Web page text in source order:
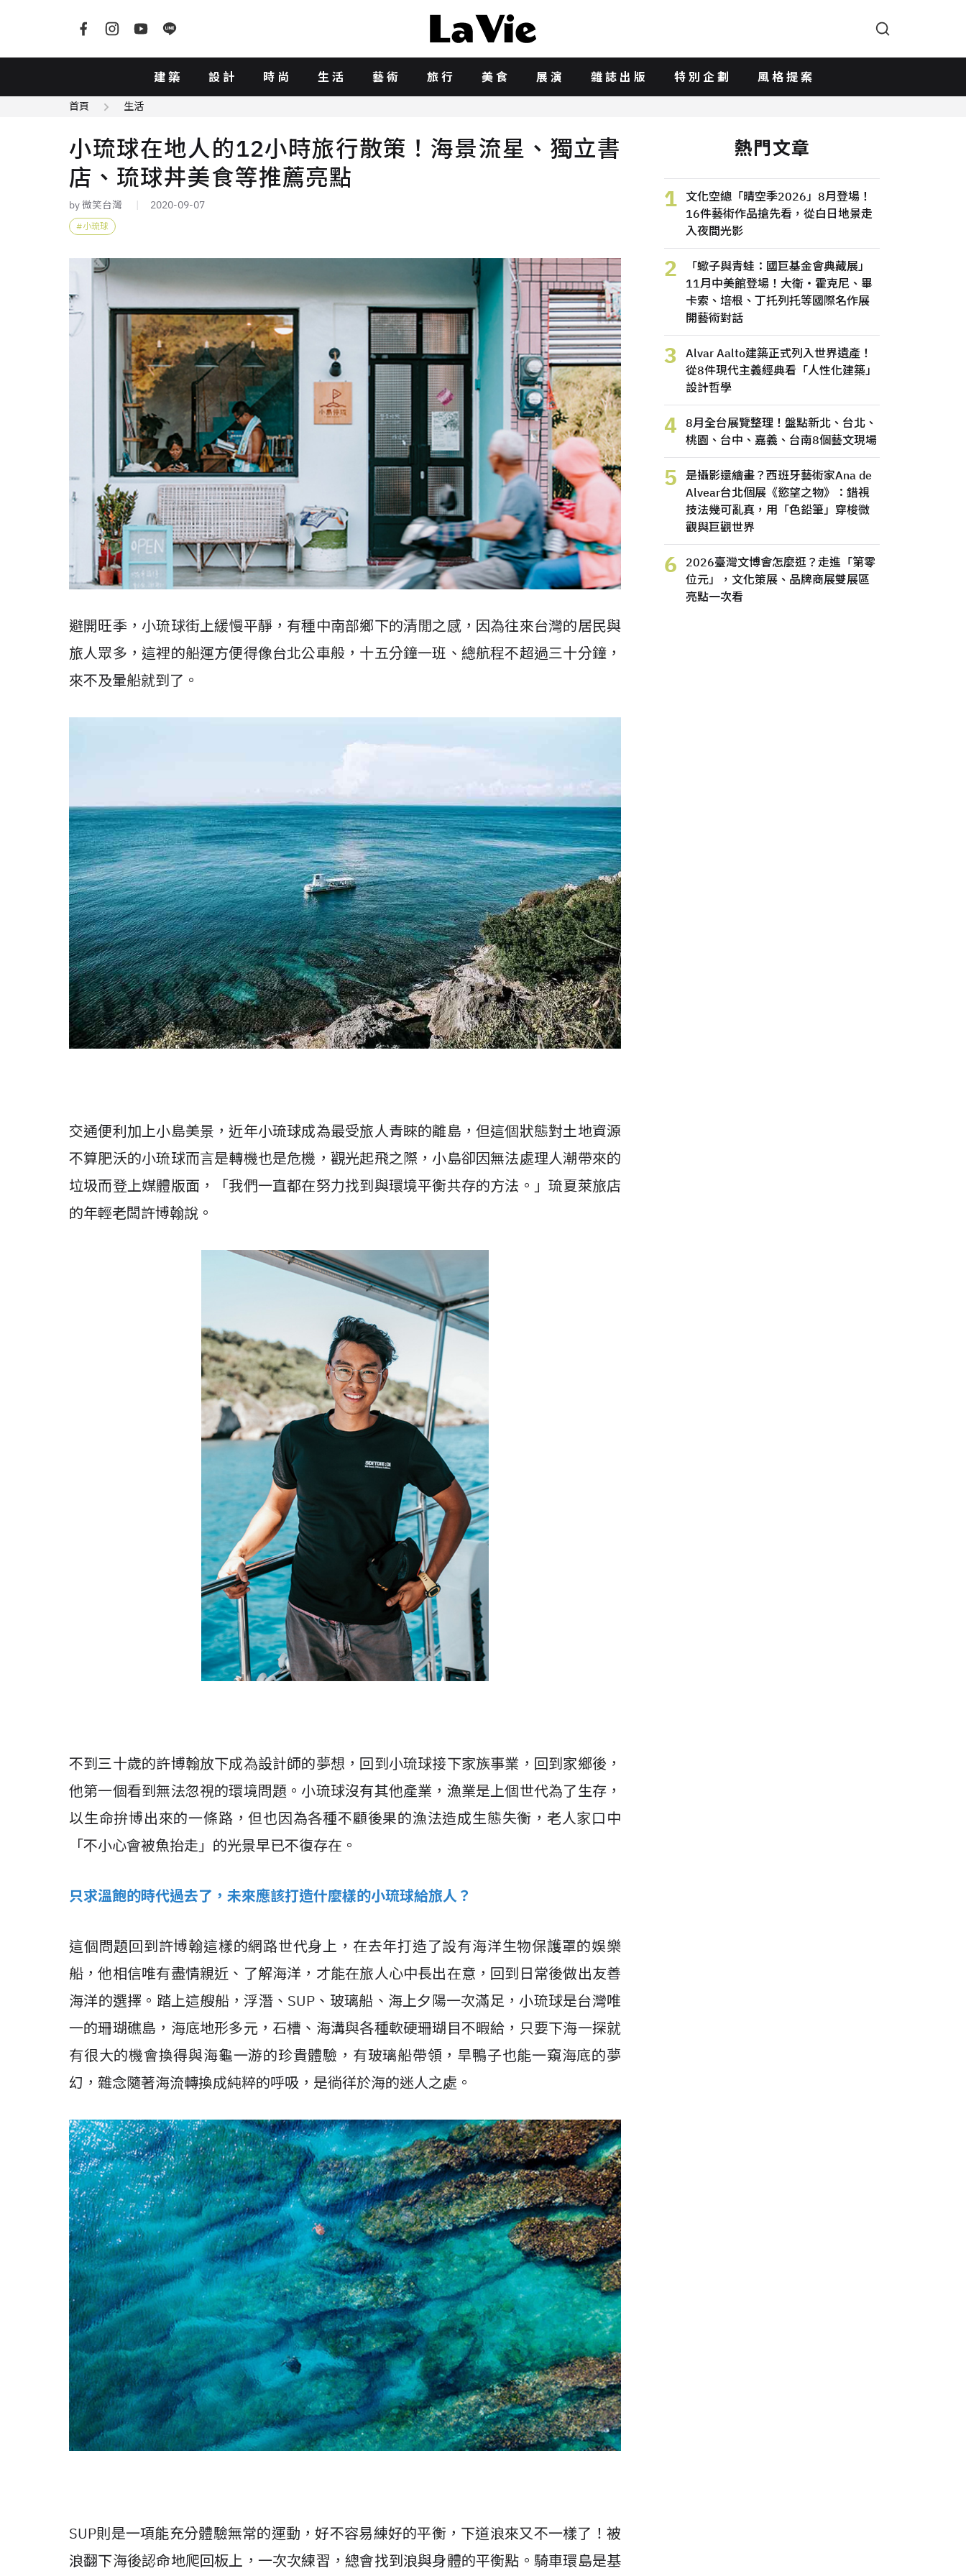
建築 設計 時尚 生活 藝術 旅行 美食 展演 雜誌出版 特別企劃 風格提案
首頁 生活
小琉球在地人的12小時旅行散策！海景流星、獨立書
店、琉球丼美食等推薦亮點
by 微笑台灣 2020-09-07
小琉球
避開旺季，小琉球街上緩慢平靜，有種中南部鄉下的清閒之感，因為往來台灣的居民與
旅人眾多，這裡的船運方便得像台北公車般，十五分鐘一班、總航程不超過三十分鐘，
來不及暈船就到了。
交通便利加上小島美景，近年小琉球成為最受旅人青睞的離島，但這個狀態對土地資源
不算肥沃的小琉球而言是轉機也是危機，觀光起飛之際，小島卻因無法處理人潮帶來的
垃圾而登上媒體版面，「我們一直都在努力找到與環境平衡共存的方法。」琉夏萊旅店
的年輕老闆許博翰說。
不到三十歲的許博翰放下成為設計師的夢想，回到小琉球接下家族事業，回到家鄉後，
他第一個看到無法忽視的環境問題。小琉球沒有其他產業，漁業是上個世代為了生存，
以生命拚博出來的一條路，但也因為各種不顧後果的漁法造成生態失衡，老人家口中
「不小心會被魚抬走」的光景早已不復存在。
只求溫飽的時代過去了，未來應該打造什麼樣的小琉球給旅人？
這個問題回到許博翰這樣的網路世代身上，在去年打造了設有海洋生物保護罩的娛樂
船，他相信唯有盡情親近、了解海洋，才能在旅人心中長出在意，回到日常後做出友善
海洋的選擇。踏上這艘船，浮潛、SUP、玻璃船、海上夕陽一次滿足，小琉球是台灣唯
一的珊瑚礁島，海底地形多元，石槽、海溝與各種軟硬珊瑚目不暇給，只要下海一探就
有很大的機會換得與海龜一游的珍貴體驗，有玻璃船帶領，旱鴨子也能一窺海底的夢
幻，雜念隨著海流轉換成純粹的呼吸，是徜徉於海的迷人之處。
SUP則是一項能充分體驗無常的運動，好不容易練好的平衡，下道浪來又不一樣了！被
浪翻下海後認命地爬回板上，一次次練習，總會找到浪與身體的平衡點。騎車環島是基
熱門文章
1
文化空總「晴空季2026」8月登場！
16件藝術作品搶先看，從白日地景走
入夜間光影
2
「蠍子與青蛙：國巨基金會典藏展」
11月中美館登場！大衛・霍克尼、畢
卡索、培根、丁托列托等國際名作展
開藝術對話
3
Alvar Aalto建築正式列入世界遺產！
從8件現代主義經典看「人性化建築」
設計哲學
4
8月全台展覽整理！盤點新北、台北、
桃園、台中、嘉義、台南8個藝文現場
5
是攝影還繪畫？西班牙藝術家Ana de
Alvear台北個展《慾望之物》：錯視
技法幾可亂真，用「色鉛筆」穿梭微
觀與巨觀世界
6
2026臺灣文博會怎麼逛？走進「第零
位元」，文化策展、品牌商展雙展區
亮點一次看